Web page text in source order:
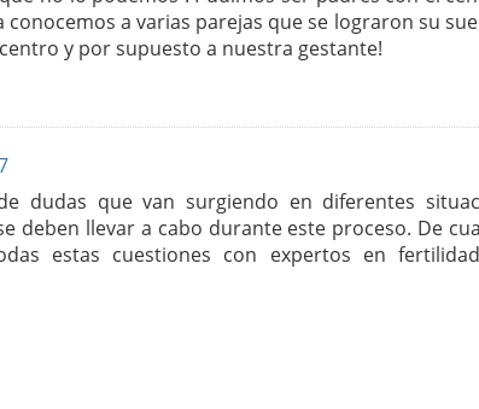
a varias parejas que se lograron su
y por supuesto a nuestra gestante!
dudas que van surgiendo en diferentes
deben llevar a cabo durante este proceso. De
estas cuestiones con expertos en